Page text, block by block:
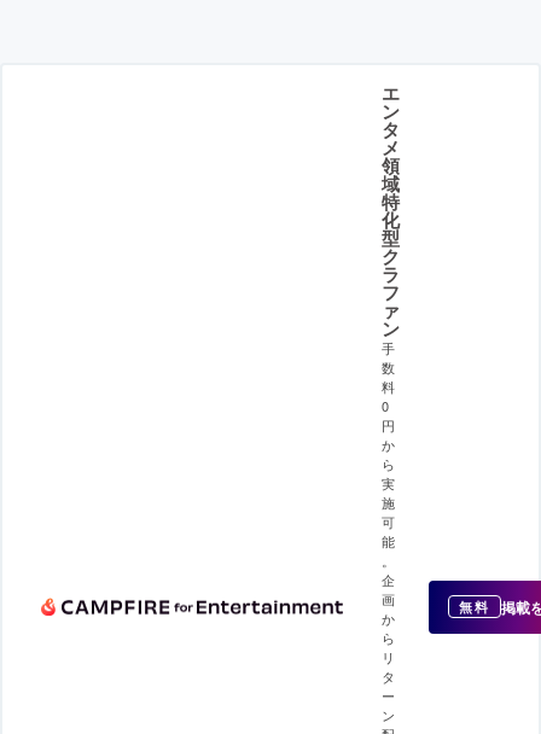
エ
ン
タ
メ
領
域
特
化
型
ク
ラ
フ
ァ
ン
手
数
料
0
円
か
ら
実
施
可
能
企
画
か
ら
リ
タ
ー
ン
無料 掲載